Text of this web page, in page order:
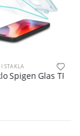
za Samsung
I STAKLA
Spigen Glas TR